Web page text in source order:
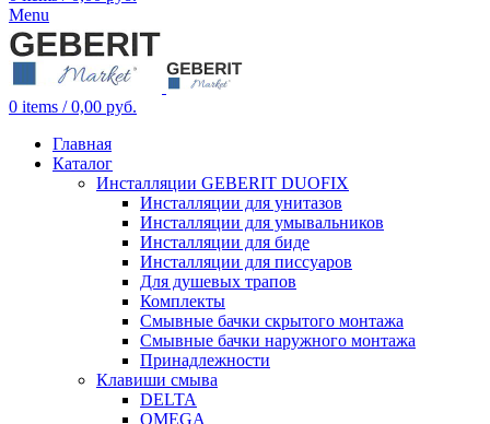
Menu
0 items / 0,00 руб.
Главная
Каталог
Инсталляции GEBERIT DUOFIX
Инсталляции для унитазов
Инсталляции для умывальников
Инсталляции для биде
Инсталляции для писсуаров
Для душевых трапов
Комплекты
Смывные бачки скрытого монтажа
Смывные бачки наружного монтажа
Принадлежности
Клавиши смыва
DELTA
OMEGA